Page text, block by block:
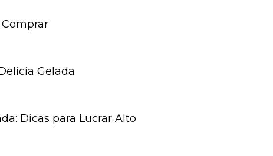
Comprar
Gelada
Dicas para Lucrar Alto